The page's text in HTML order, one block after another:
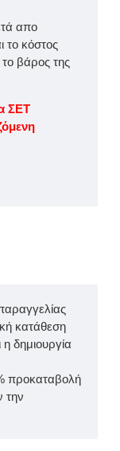
απο
το κόστος
βάρος της
ΣΕΤ
κατάθεση
δημιουργία
προκαταβολή
την